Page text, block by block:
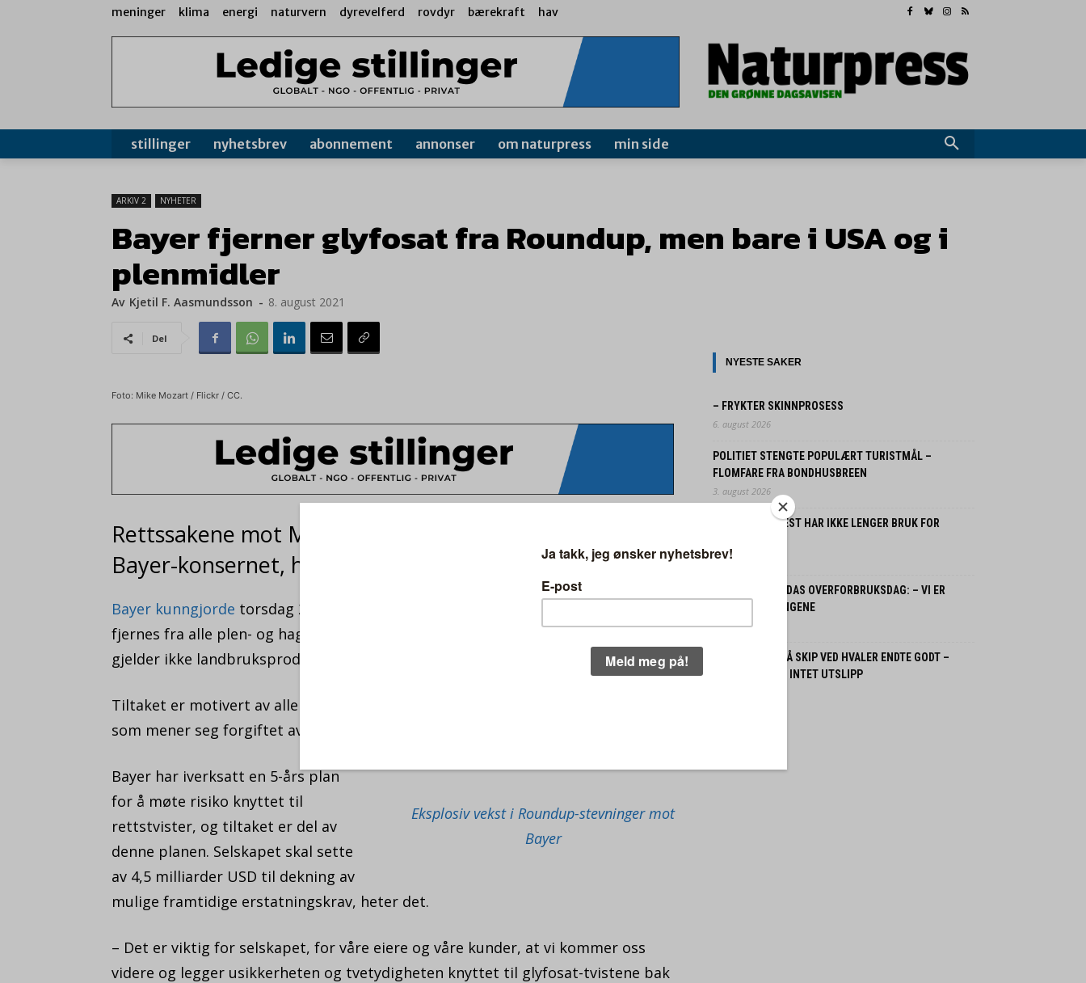
meninger klima energi naturvern dyrevelferd rovdyr bærekraft hav
stillinger nyhetsbrev abonnement annonser om naturpress min side
ARKIV 2 NYHETER
Bayer fjerner glyfosat fra Roundup, men bare i USA og i
plenmidler
Av Kjetil F. Aasmundsson - 8. august 2021
Del
Foto: Mike Mozart / Flickr / CC.
Rettssakene mot Monsanto, som nå eies av det tyske
Bayer-konsernet, har ført til at selskapet tar grep.
Bayer kunngjorde torsdag 29. juli på sine nettsider at plantegiften glyfosat skal
fjernes fra alle plen- og hageprodukter innen 2023, som selges i USA. Endringen
gjelder ikke landbruksprodukter.
Tiltaket er motivert av alle rettssakene som Monsanto står i, fra mennesker
som mener seg forgiftet av produktene deres.
Eksplosiv vekst i Roundup-stevninger mot
Bayer
Bayer har iverksatt en 5-års plan
for å møte risiko knyttet til
rettstvister, og tiltaket er del av
denne planen. Selskapet skal sette
av 4,5 milliarder USD til dekning av
mulige framtidige erstatningskrav, heter det.
– Det er viktig for selskapet, for våre eiere og våre kunder, at vi kommer oss
videre og legger usikkerheten og tvetydigheten knyttet til glyfosat-tvistene bak
NYESTE SAKER
– FRYKTER SKINNPROSESS
6. august 2026
POLITIET STENGTE POPULÆRT TURISTMÅL –
FLOMFARE FRA BONDHUSBREEN
3. august 2026
NORDMENN FLEST HAR IKKE LENGER BRUK FOR
31. juli 2026
NORGE OG JORDAS OVERFORBRUKSDAG: – VI ER
BLANT VERSTINGENE
30. juli 2026
EKSPLOSJON PÅ SKIP VED HVALER ENDTE GODT –
INGEN SKADDE, INTET UTSLIPP